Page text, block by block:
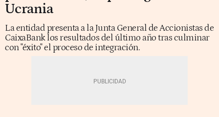
Ucrania
La entidad presenta a la Junta General de Accionistas de
CaixaBank los resultados del último año tras culminar
con "éxito" el proceso de integración.